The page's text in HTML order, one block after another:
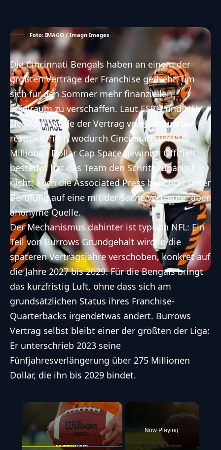
Foto: IMAGO / Imagn Images
Die Cincinnati Bengals haben an einem der
größten Verträge der Franchise gedreht, um
sich für den Sommer mehr finanziellen
Spielraum zu verschaffen. Laut ESPN und NFL
Network wurde der Vertrag vonJoe Burrow
restrukturiert, wodurch Cincinnati rund 10
Millionen Dollar Cap Space gewinnt. Offiziell
bestätigt hat das Team den Schritt zunächst
nicht; auch die Associated Press berichtet unter
Berufung auf eine mit der Sache vertraute, aber
anonyme Quelle.
Der Mechanismus dahinter ist typisch NFL: Ein
Teil von Burrows Grundgehalt wird in die
späteren Vertragsjahre verschoben, konkret auf
die Jahre 2027 bis 2029. Für die Bengals bringt
das kurzfristig Luft, ohne dass sich am
grundsätzlichen Status ihres Franchise-
Quarterbacks irgendetwas ändert. Burrows
Vertrag selbst bleibt einer der größten der Liga:
Er unterschrieb 2023 seine
Fünfjahresverlängerung über 275 Millionen
Dollar, die ihn bis 2029 bindet.
×
Now Playing